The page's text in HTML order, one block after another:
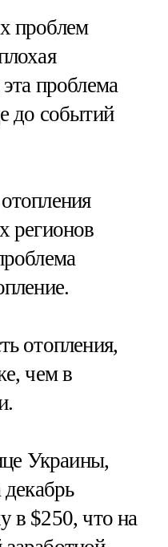
проблем
проблема
до событий
регионов
отопления,
чем в
Украины,
декабрь
в $250, что на